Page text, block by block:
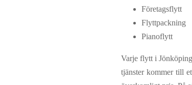
Företagsflytt
Flyttpackning
Pianoflytt
Varje flytt i
tjänster kommer till